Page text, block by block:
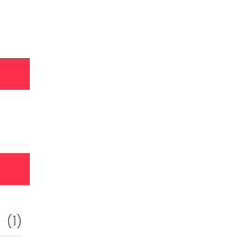
(1)